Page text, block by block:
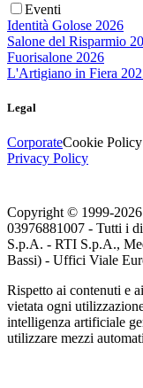
Eventi
Identità Golose 2026
Salone del Risparmio
Fuorisalone 2026
L'Artigiano in Fiera
Legal
CorporateCookie Policy
Privacy Policy
Copyright © 1999-2026
03976881007 - Tutti i
S.p.A. - RTI S.p.A.,
Bassi) - Uffici Viale
Rispetto ai contenuti e
vietata ogni
intelligenza artificiale
utilizzare mezzi